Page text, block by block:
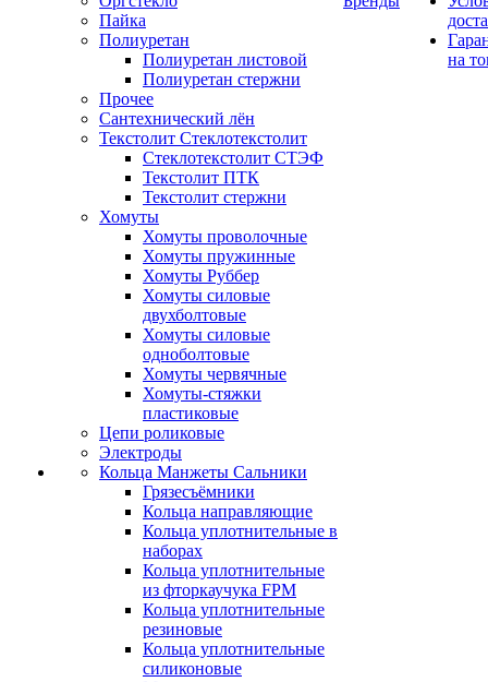
Пайка
Полиуретан
Полиуретан листовой
Полиуретан стержни
Прочее
Сантехнический лён
Текстолит Стеклотекстолит
Стеклотекстолит СТЭФ
Текстолит ПТК
Текстолит стержни
Хомуты
Хомуты проволочные
Хомуты пружинные
Хомуты Руббер
Хомуты силовые
двухболтовые
Хомуты силовые
одноболтовые
Хомуты червячные
Хомуты-стяжки
пластиковые
Цепи роликовые
Электроды
Кольца Манжеты Сальники
Грязесъёмники
Кольца направляющие
Кольца уплотнительные в
наборах
Кольца уплотнительные
из фторкаучука FPM
Кольца уплотнительные
резиновые
Кольца уплотнительные
силиконовые
на